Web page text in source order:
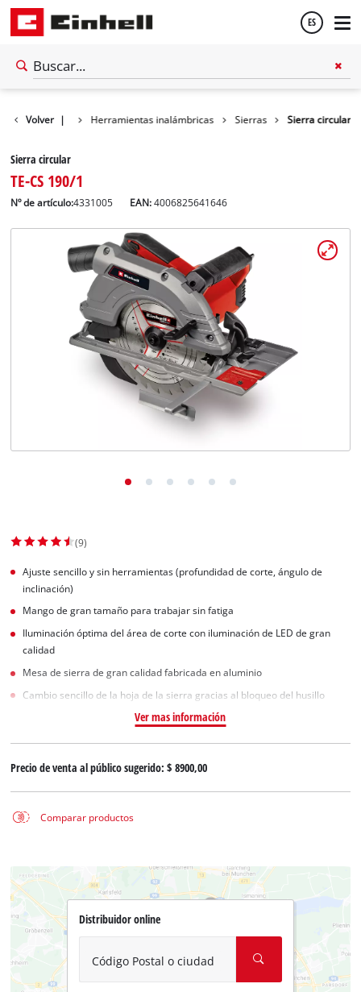
ES
Volver |
Taller Herramientas inalámbricas Sierras Sierra circular
Sierra circular
TE-CS 190/1
Nº de artículo:4331005 EAN:4006825641646
(9)
Ajuste sencillo y sin herramientas (profundidad de corte, ángulo de
inclinación)
Mango de gran tamaño para trabajar sin fatiga
Iluminación óptima del área de corte con iluminación de LED de gran
calidad
Mesa de sierra de gran calidad fabricada en aluminio
Cambio sencillo de la hoja de la sierra gracias al bloqueo del husillo
Ver mas información
Precio de venta al público sugerido:$ 8900,00
Comparar productos
Distribuidor online
Código Postal o ciudad